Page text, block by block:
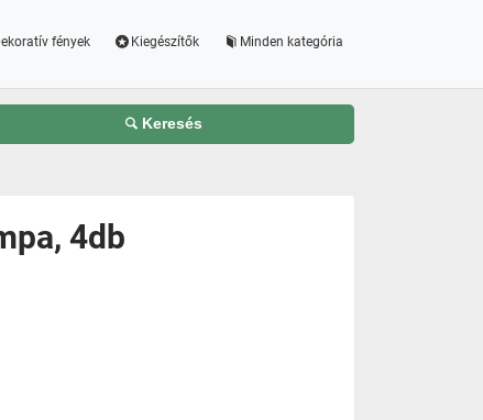
fények Kiegészítők Minden kategória
Keresés
4db